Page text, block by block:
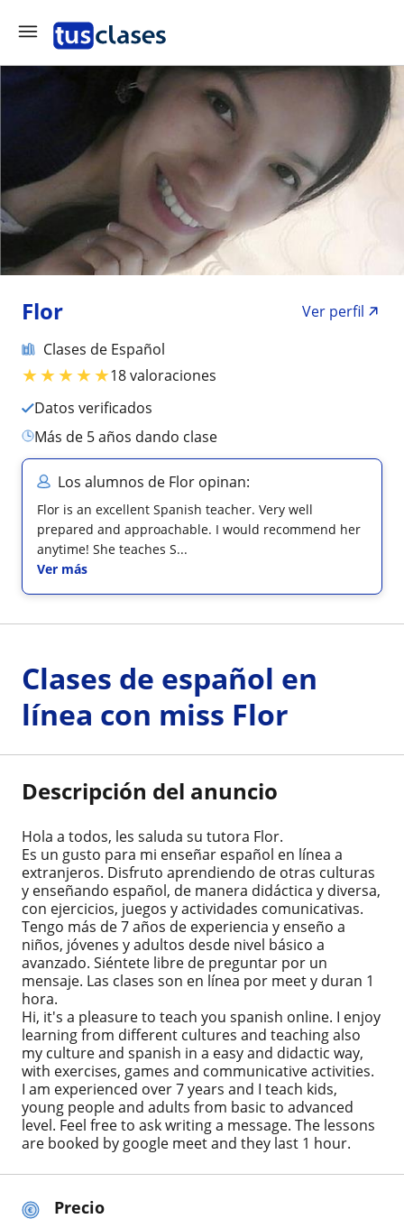
Flor
Ver perfil
Clases de Español
★★★★★18 valoraciones
Datos verificados
más de 5 años dando clase
Los alumnos de Flor opinan:
Flor is an excellent Spanish teacher. Very well
prepared and approachable. I would recommend her
anytime! She teaches S...
Ver más
Precio
Clases de español en
línea con miss Flor
Descripción del anuncio
Hola a todos, les saluda su tutora Flor.
Es un gusto para mi enseñar español en línea a
extranjeros. Disfruto aprendiendo de otras culturas
y enseñando español, de manera didáctica y diversa,
con ejercicios, juegos y actividades comunicativas.
Tengo más de 7 años de experiencia y enseño a
niños, jóvenes y adultos desde nivel básico a
avanzado. Siéntete libre de preguntar por un
mensaje. Las clases son en línea por meet y duran 1
hora.
Hi, it's a pleasure to teach you spanish online. I enjoy
learning from different cultures and teaching also
my culture and spanish in a easy and didactic way,
with exercises, games and communicative activities.
I am experienced over 7 years and I teach kids,
young people and adults from basic to advanced
level. Feel free to ask writing a message. The lessons
are booked by google meet and they last 1 hour.